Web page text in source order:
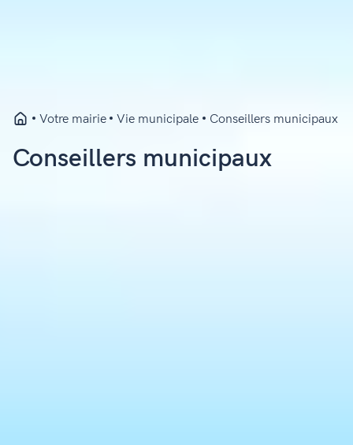
Conseillers municipaux
Votre mairie Vie municipale Conseillers municipaux